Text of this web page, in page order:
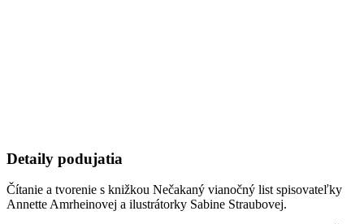
Detaily podujatia
Čítanie a tvorenie s knižkou Nečakaný vianočný list spisovateľky
Annette Amrheinovej a ilustrátorky Sabine Straubovej.